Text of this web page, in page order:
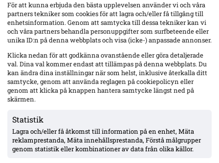
För att kunna erbjuda den bästa upplevelsen använder vi och våra
partners tekniker som cookies för att lagra och/eller få tillgång till
enhetsinformation. Genom att samtycka till dessa tekniker kan vi
och våra partners behandla personuppgifter som surfbeteende eller
unika ID:n på denna webbplats och visa (icke-) anpassade annonser.
Klicka nedan för att godkänna ovanstående eller göra detaljerade
val. Dina val kommer endast att tillämpas på denna webbplats. Du
kan ändra dina inställningar när som helst, inklusive återkalla ditt
samtycke, genom att använda reglagen på cookiepolicyn eller
genom att klicka på knappen hantera samtycke längst ned på
skärmen.
Statistik
Lagra och/eller få åtkomst till information på en enhet, Mäta
reklamprestanda, Mäta innehållsprestanda, Förstå målgrupper
genom statistik eller kombinationer av data från olika källor.
Senaste
varnar: ”Mjällbys styrka är kollektivet”
AIK utan 13 spelare mot Örgryte – Hove avstängd, Ellingsen
MFF:s Anton Höög med tre raka starter – Helstrup:
framtidsroll som åtta, kontrakt till 2030